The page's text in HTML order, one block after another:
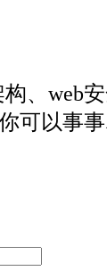
构、web
可以事